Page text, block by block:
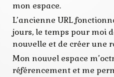
mon espace.
L’ancienne URL
jours, le temps pour moi
nouvelle et de créer une
Mon nouvel espace
référencement et me